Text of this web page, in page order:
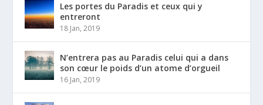
Les portes du Paradis et ceux qui y
entreront
18 Jan, 2019
N’entrera pas au Paradis celui qui a dans
son cœur le poids d’un atome d’orgueil
16 Jan, 2019